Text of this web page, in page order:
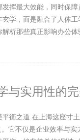
挥最大效能，同时保
学，而是融合了人体
析那些真正影响办公体
与实用性的
衡之道 在上海这座寸
它不仅是企业效率与